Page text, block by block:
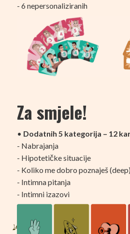
- 6 nepersonaliziranih
Za smjele!
• Dodatnih 5 kategorija – 12
- Nabrajanja
- Hipotetičke situacije
- Koliko me dobro poznaješ
- Intimna pitanja
- Intimni izazovi